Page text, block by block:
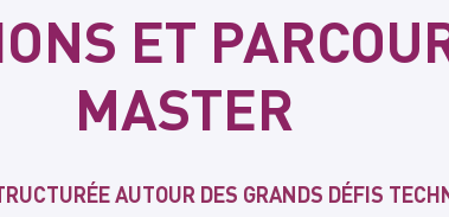
ET
MASTER
AUTOUR DES GRANDS DÉFIS